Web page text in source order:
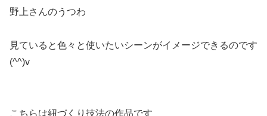
野上さんのうつわ
見ていると色々と使いたいシーンがイメージできるのです
(^^)v
こちらは紐づくり技法の作品です